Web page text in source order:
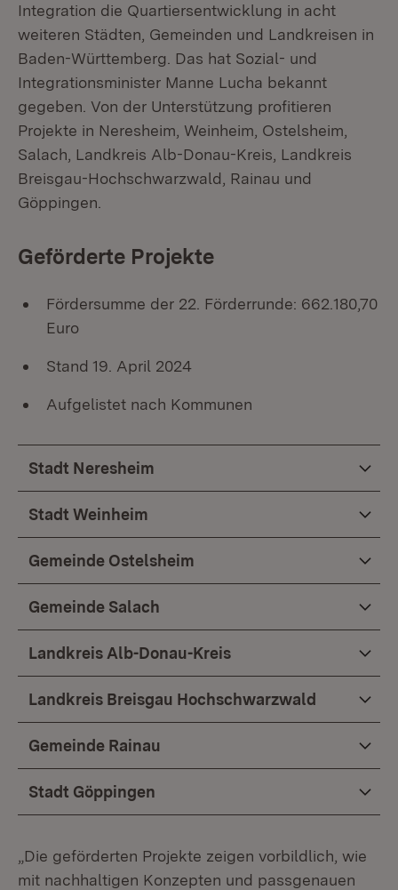
Integration die Quartiersentwicklung in acht
weiteren Städten, Gemeinden und Landkreisen in
Baden-Württemberg. Das hat Sozial- und
Integrationsminister Manne Lucha bekannt
gegeben. Von der Unterstützung profitieren
Projekte in Neresheim, Weinheim, Ostelsheim,
Salach, Landkreis Alb-Donau-Kreis, Landkreis
Breisgau-Hochschwarzwald, Rainau und
Göppingen.
Geförderte Projekte
Fördersumme der 22. Förderrunde: 662.180,70
Euro
Stand 19. April 2024
Aufgelistet nach Kommunen
Stadt Neresheim
Stadt Weinheim
Gemeinde Ostelsheim
Gemeinde Salach
Landkreis Alb-Donau-Kreis
Landkreis Breisgau Hochschwarzwald
Gemeinde Rainau
Stadt Göppingen
„Die geförderten Projekte zeigen vorbildlich, wie
mit nachhaltigen Konzepten und passgenauen